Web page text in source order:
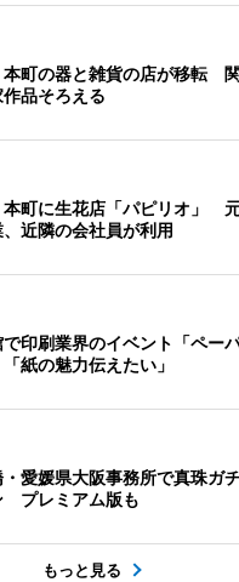
本町の器と雑貨の店が移転
品そろえる
本町に生花店「パピリオ」
近隣の会社員が利用
で印刷業界のイベント「ペー
紙の魅力伝えたい」
・愛媛県大阪事務所で真珠ガ
プレミアム版も
もっと見る